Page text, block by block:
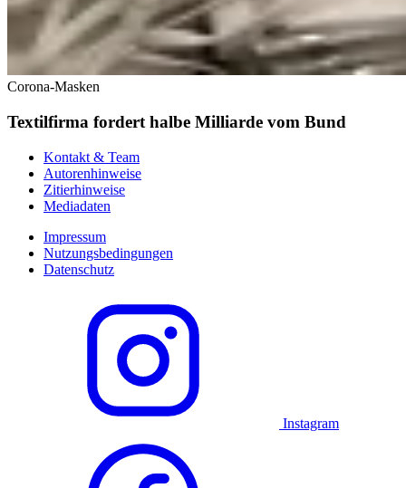
Corona-Masken
Textilfirma fordert halbe Milliarde vom Bund
Kontakt & Team
Autorenhinweise
Zitierhinweise
Mediadaten
Impressum
Nutzungsbedingungen
Datenschutz
Instagram